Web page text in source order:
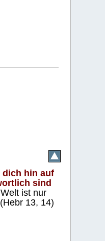
dich hin auf
sind
ist nur
13, 14)